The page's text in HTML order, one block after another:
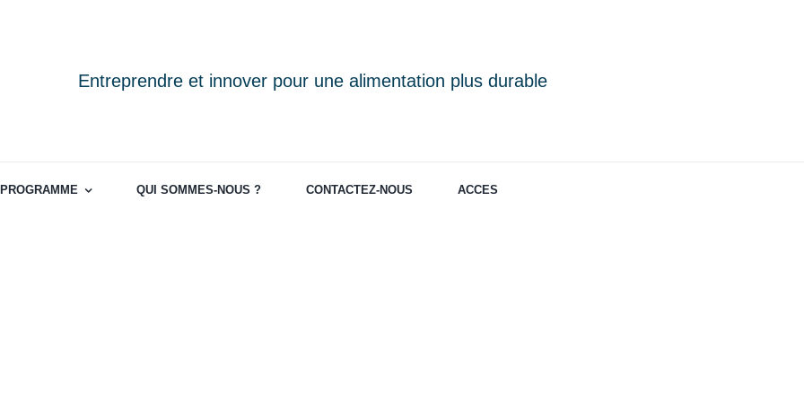
Entreprendre et innover pour une alimentation plus durable
PROGRAMME QUI SOMMES-NOUS ? CONTACTEZ-NOUS ACCES